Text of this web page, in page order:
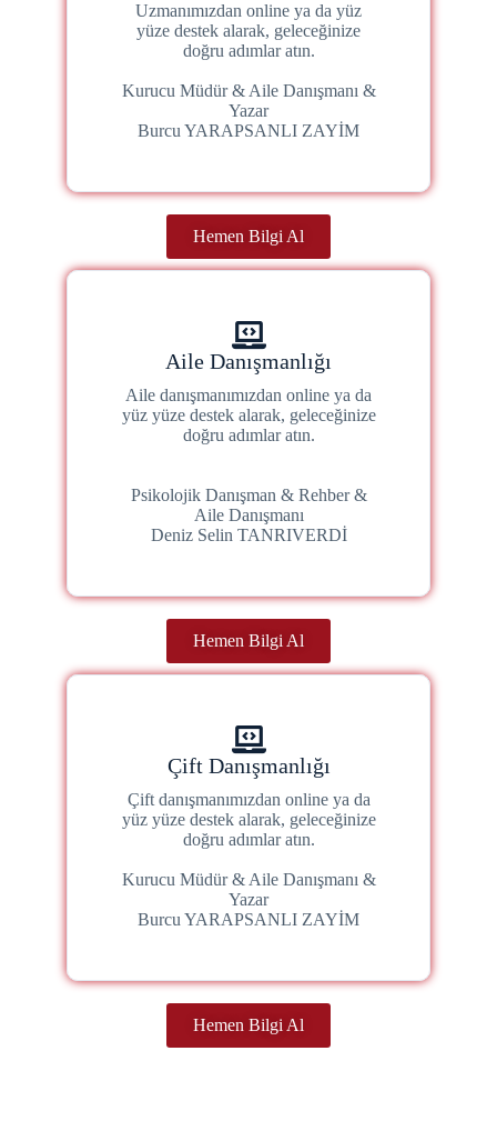
Uzmanımızdan online ya da yüz
yüze destek alarak, geleceğinize
doğru adımlar atın.
Kurucu Müdür & Aile Danışmanı &
Yazar
Burcu YARAPSANLI ZAYİM
Hemen Bilgi Al
Aile Danışmanlığı
Aile danışmanımızdan online ya da
yüz yüze destek alarak, geleceğinize
doğru adımlar atın.
Psikolojik Danışman & Rehber &
Aile Danışmanı
Deniz Selin TANRIVERDİ
Hemen Bilgi Al
Çift Danışmanlığı
Çift danışmanımızdan online ya da
yüz yüze destek alarak, geleceğinize
doğru adımlar atın.
Kurucu Müdür & Aile Danışmanı &
Yazar
Burcu YARAPSANLI ZAYİM
Hemen Bilgi Al